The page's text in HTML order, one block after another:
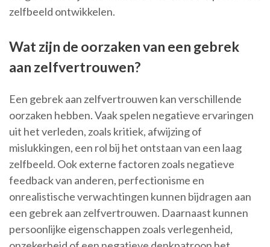
zelfbeeld ontwikkelen.
Wat zijn de oorzaken van een gebrek
aan zelfvertrouwen?
Een gebrek aan zelfvertrouwen kan verschillende
oorzaken hebben. Vaak spelen negatieve ervaringen
uit het verleden, zoals kritiek, afwijzing of
mislukkingen, een rol bij het ontstaan van een laag
zelfbeeld. Ook externe factoren zoals negatieve
feedback van anderen, perfectionisme en
onrealistische verwachtingen kunnen bijdragen aan
een gebrek aan zelfvertrouwen. Daarnaast kunnen
persoonlijke eigenschappen zoals verlegenheid,